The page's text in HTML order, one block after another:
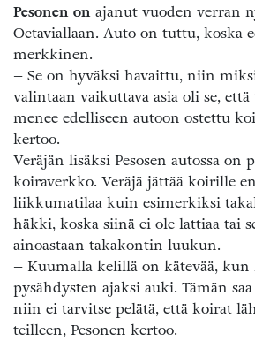
Pesonen on ajanut vuoden verran
Octaviallaan. Auto on tuttu, koska
merkkinen.
– Se on hyväksi havaittu, niin
valintaan vaikuttava asia oli se,
menee edelliseen autoon ostettu
kertoo.
Veräjän lisäksi Pesosen autossa on
koiraverkko. Veräjä jättää koirille
liikkumatilaa kuin esimerkiksi
häkki, koska siinä ei ole lattiaa tai
ainoastaan takakontin luukun.
– Kuumalla kelillä on kätevää,
pysähdysten ajaksi auki. Tämän
niin ei tarvitse pelätä, että koirat
teilleen, Pesonen kertoo.